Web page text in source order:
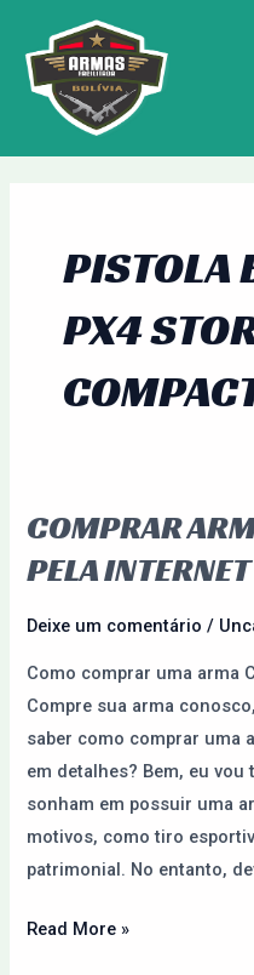
para
conteúdo
PISTOLA
PX4
COMPRAR
PELA INTERNET
Deixe um comentário /
Como comprar uma arma
Compre sua arma
saber como comprar uma
em detalhes? Bem, eu
sonham em possuir uma
motivos, como tiro
patrimonial. No entanto,
Comprar
do
Paraguai
Internet
Read More »